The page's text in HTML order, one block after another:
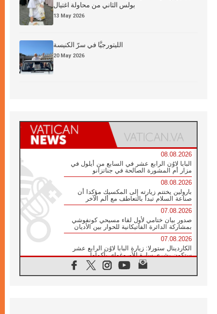
بولس الثاني من محاولة اغتيال
13 May 2026
الليتورجيَّا في سرّ الكنيسة
20 May 2026
08.08.2026
البابا لاوُن الرابع عشر في السابع من أيلول في
مزار أم المشورة الصالحة في جناتزانو
08.08.2026
بارولين يختتم زيارته إلى المكسيك مؤكدا أن
صناعة السلام تبدأ بالتعاطف مع ألم الآخر
07.08.2026
صدور بيان ختامي لأول لقاء مسيحي كونفوشي
بمشاركة الدائرة الفاتيكانية للحوار بين الأديان
07.08.2026
الكاردينال ستورلا: زيارة البابا لاوُن الرابع عشر
ستكون بشرى سارة للأوروغواي بأكملها
الفاتيكان يعلن برنامج الزيارة الرسولية للبابا لاوُن